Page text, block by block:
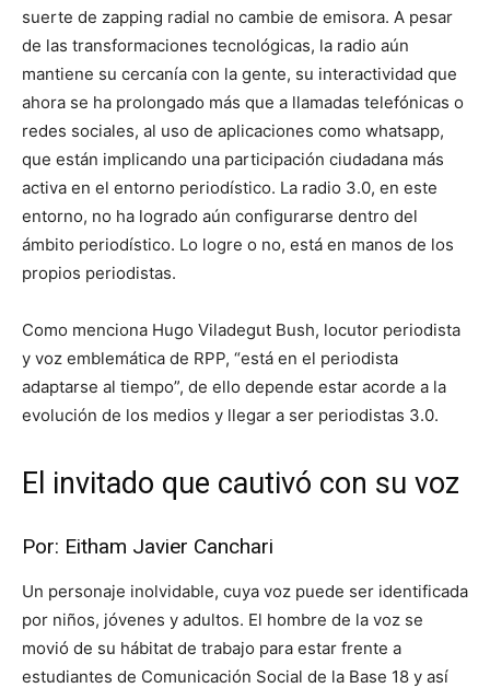
suerte de zapping radial no cambie de emisora. A pesar
de las transformaciones tecnológicas, la radio aún
mantiene su cercanía con la gente, su interactividad que
ahora se ha prolongado más que a llamadas telefónicas o
redes sociales, al uso de aplicaciones como whatsapp,
que están implicando una participación ciudadana más
activa en el entorno periodístico. La radio 3.0, en este
entorno, no ha logrado aún configurarse dentro del
ámbito periodístico. Lo logre o no, está en manos de los
propios periodistas.
Como menciona Hugo Viladegut Bush, locutor periodista
y voz emblemática de RPP, “está en el periodista
adaptarse al tiempo”, de ello depende estar acorde a la
evolución de los medios y llegar a ser periodistas 3.0.
El invitado que cautivó con su voz
Por: Eitham Javier Canchari
Un personaje inolvidable, cuya voz puede ser identificada
por niños, jóvenes y adultos. El hombre de la voz se
movió de su hábitat de trabajo para estar frente a
estudiantes de Comunicación Social de la Base 18 y así